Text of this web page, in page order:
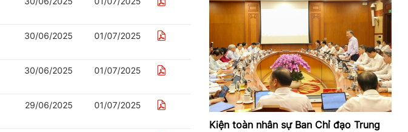
30/06/2025 01/07/2025
30/06/2025 01/07/2025
29/06/2025 01/07/2025
Kiện toàn nhân sự Ban Chỉ đạo Trung